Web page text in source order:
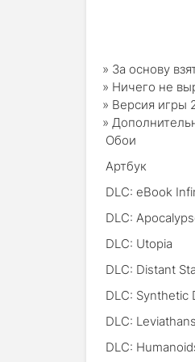
» За основу
» Ничего не
» Версия игры
»
Обои
Артбук
DLC: eBook
DLC:
DLC: Utopia
DLC: Distant
DLC: Synthetic
DLC:
DLC: